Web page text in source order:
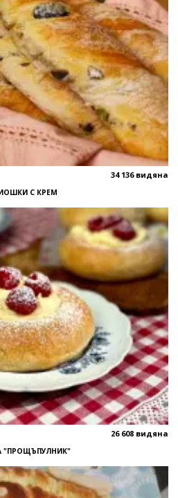
34 136 видяна
С КРЕМ
26 608 видяна
"ПРОЩЪПУЛНИК"